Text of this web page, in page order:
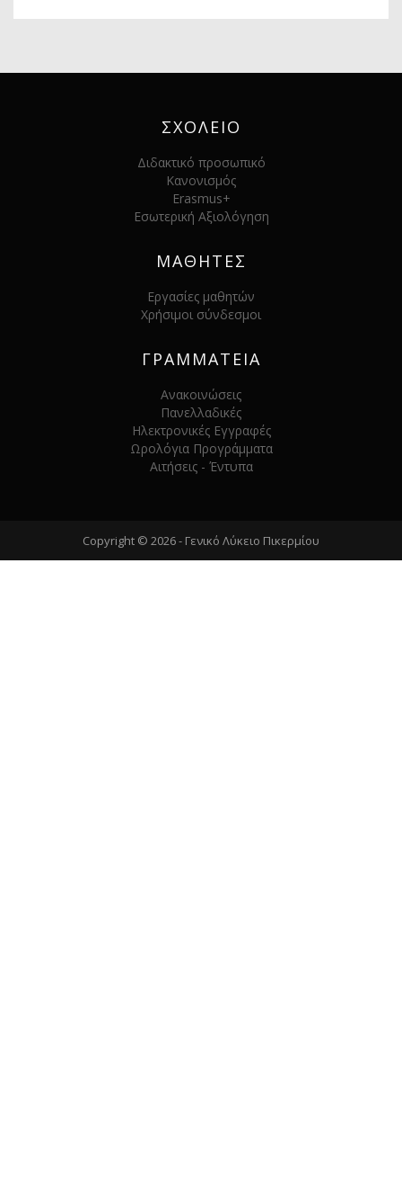
ΣΧΟΛΕΙΟ
Διδακτικό προσωπικό
Κανονισμός
Erasmus+
Εσωτερική Αξιολόγηση
ΜΑΘΗΤΕΣ
Εργασίες μαθητών
Χρήσιμοι σύνδεσμοι
ΓΡΑΜΜΑΤΕΙΑ
Ανακοινώσεις
Πανελλαδικές
Ηλεκτρονικές Εγγραφές
Ωρολόγια Προγράμματα
Αιτήσεις - Έντυπα
Copyright © 2026 - Γενικό Λύκειο Πικερμίου